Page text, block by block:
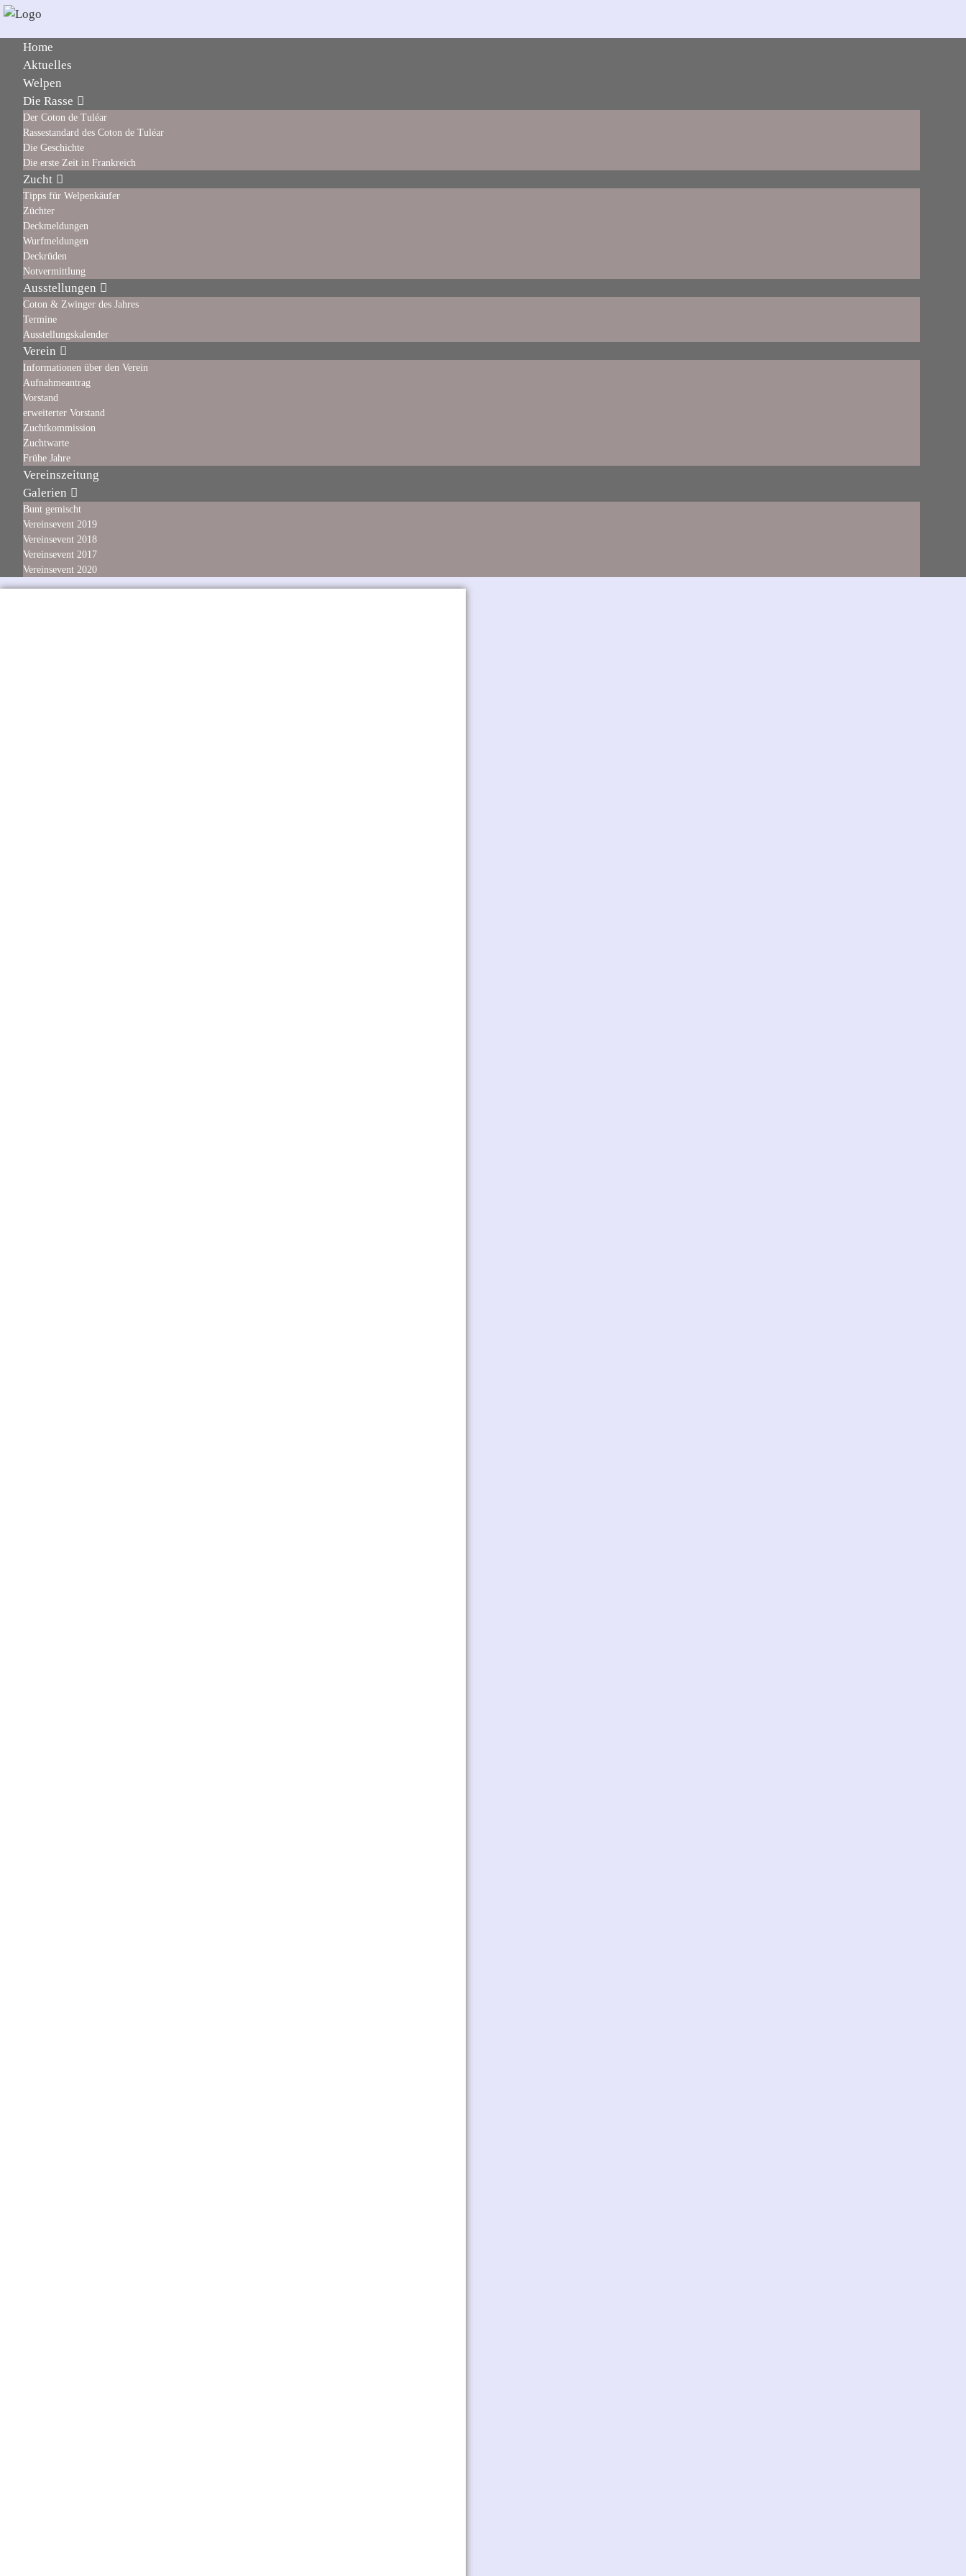
Home
Aktuelles
Welpen
Die Rasse
Der Coton de Tuléar
Rassestandard des Coton de Tuléar
Die Geschichte
Die erste Zeit in Frankreich
Zucht
Tipps für Welpenkäufer
Züchter
Deckmeldungen
Wurfmeldungen
Deckrüden
Notvermittlung
Ausstellungen
Coton & Zwinger des Jahres
Termine
Ausstellungskalender
Verein
Informationen über den Verein
Aufnahmeantrag
Vorstand
erweiterter Vorstand
Zuchtkommission
Zuchtwarte
Frühe Jahre
Vereinszeitung
Galerien
Bunt gemischt
Vereinsevent 2019
Vereinsevent 2018
Vereinsevent 2017
Vereinsevent 2020